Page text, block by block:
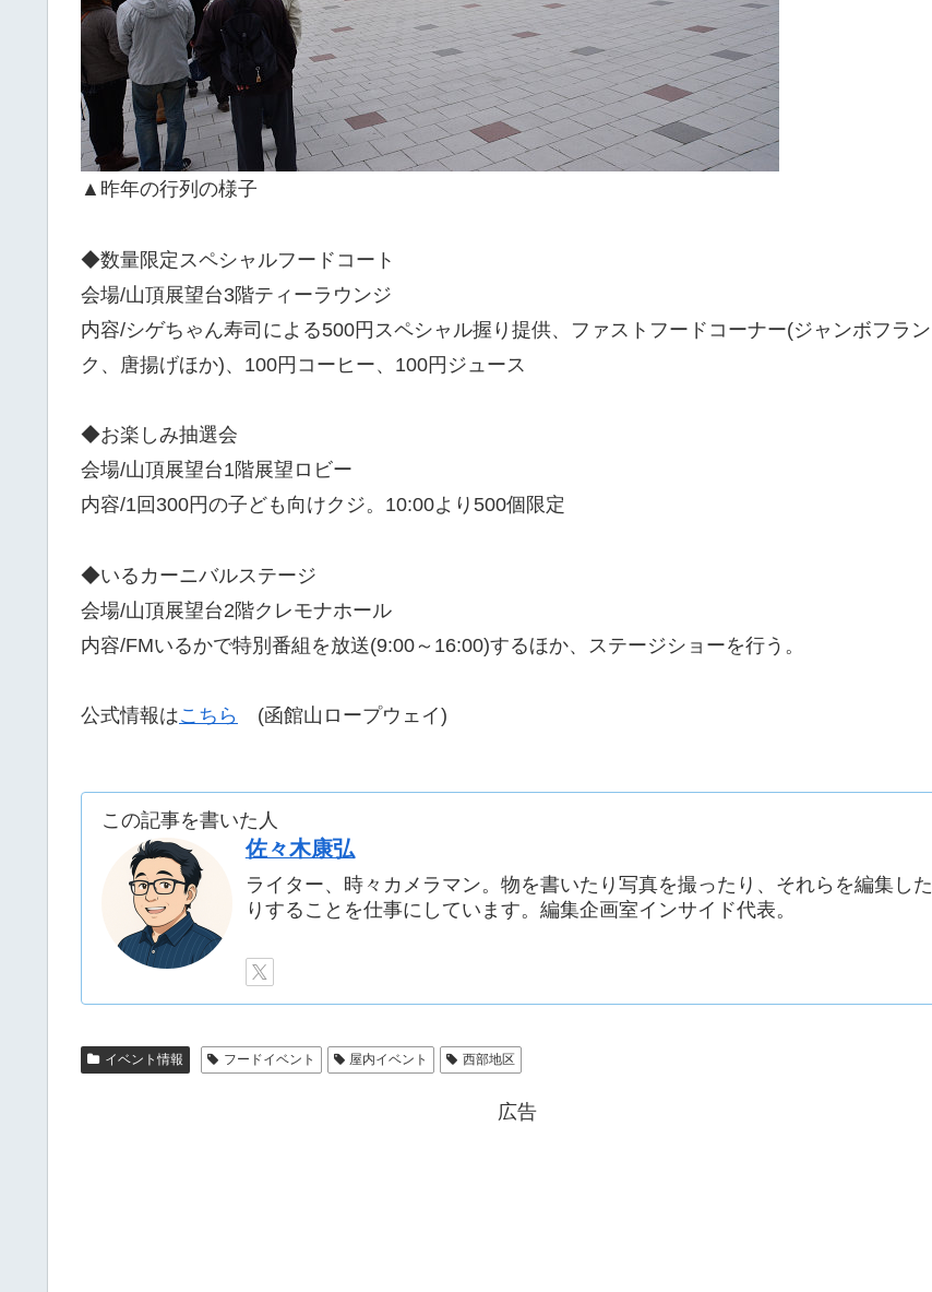
▲昨年の行列の様子
◆数量限定スペシャルフードコート
会場/山頂展望台3階ティーラウンジ
内容/シゲちゃん寿司による500円スペシャル握り提供、ファストフードコーナー(ジャンボフラン
ク、唐揚げほか)、100円コーヒー、100円ジュース
◆お楽しみ抽選会
会場/山頂展望台1階展望ロビー
内容/1回300円の子ども向けクジ。10:00より500個限定
◆いるカーニバルステージ
会場/山頂展望台2階クレモナホール
内容/FMいるかで特別番組を放送(9:00～16:00)するほか、ステージショーを行う。
公式情報はこちら (函館山ロープウェイ)
この記事を書いた人
佐々木康弘
ライター、時々カメラマン。物を書いたり写真を撮ったり、それらを編集した
りすることを仕事にしています。編集企画室インサイド代表。
イベント情報 フードイベント 屋内イベント 西部地区
広告